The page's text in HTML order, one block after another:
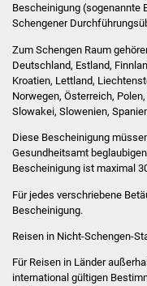
Bescheinigung (sogenannte
Schengener
Zum Schengen Raum
Deutschland, Estland,
Kroatien, Lettland,
Norwegen, Österreich,
Slowakei, Slowenien,
Diese Bescheinigung
Gesundheitsamt
Bescheinigung ist maximal
Für jedes verschriebene
Bescheinigung.
Reisen in Nicht-Schengen-
Für Reisen in Länder
international gültigen